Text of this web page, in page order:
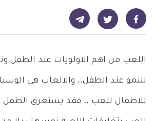
شارك على فيسبوك - ديلي ميديكال انفو شارك على تويتر - ديلي ميديكال انفو شارك على تيليجرام - ديلي ميديكال انفو
اللعب من اهم الاولويات عند الطفل
للنمو عند الطفل.. والالعاب هي
للاطفال للعب .. فقد يستغرق